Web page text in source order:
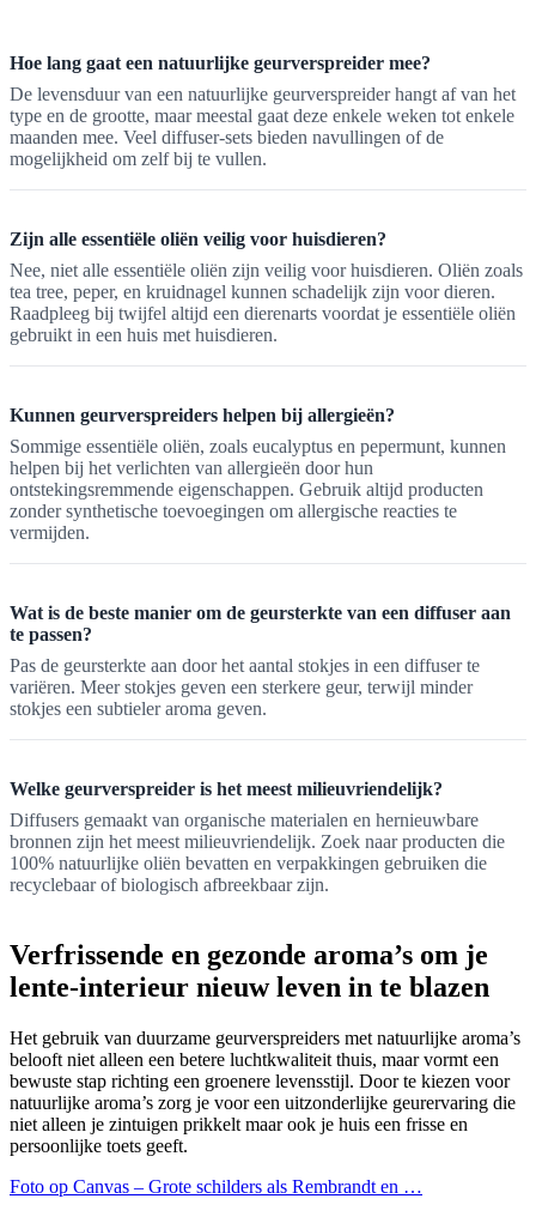
Hoe lang gaat een natuurlijke geurverspreider mee?
De levensduur van een natuurlijke geurverspreider hangt af van het
type en de grootte, maar meestal gaat deze enkele weken tot enkele
maanden mee. Veel diffuser-sets bieden navullingen of de
mogelijkheid om zelf bij te vullen.
Zijn alle essentiële oliën veilig voor huisdieren?
Nee, niet alle essentiële oliën zijn veilig voor huisdieren. Oliën zoals
tea tree, peper, en kruidnagel kunnen schadelijk zijn voor dieren.
Raadpleeg bij twijfel altijd een dierenarts voordat je essentiële oliën
gebruikt in een huis met huisdieren.
Kunnen geurverspreiders helpen bij allergieën?
Sommige essentiële oliën, zoals eucalyptus en pepermunt, kunnen
helpen bij het verlichten van allergieën door hun
ontstekingsremmende eigenschappen. Gebruik altijd producten
zonder synthetische toevoegingen om allergische reacties te
vermijden.
Wat is de beste manier om de geursterkte van een diffuser aan
te passen?
Pas de geursterkte aan door het aantal stokjes in een diffuser te
variëren. Meer stokjes geven een sterkere geur, terwijl minder
stokjes een subtieler aroma geven.
Welke geurverspreider is het meest milieuvriendelijk?
Diffusers gemaakt van organische materialen en hernieuwbare
bronnen zijn het meest milieuvriendelijk. Zoek naar producten die
100% natuurlijke oliën bevatten en verpakkingen gebruiken die
recyclebaar of biologisch afbreekbaar zijn.
Verfrissende en gezonde aroma’s om je
lente-interieur nieuw leven in te blazen
Het gebruik van duurzame geurverspreiders met natuurlijke aroma’s
belooft niet alleen een betere luchtkwaliteit thuis, maar vormt een
bewuste stap richting een groenere levensstijl. Door te kiezen voor
natuurlijke aroma’s zorg je voor een uitzonderlijke geurervaring die
niet alleen je zintuigen prikkelt maar ook je huis een frisse en
persoonlijke toets geeft.
Foto op Canvas – Grote schilders als Rembrandt en …